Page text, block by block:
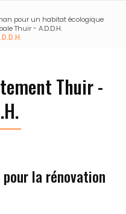
pour un habitat écologique
Thuir - A.D.D.H.
Thuir -
pour la rénovation